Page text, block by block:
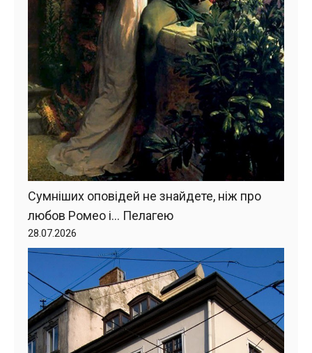
Сумніших оповідей не знайдете, ніж про
любов Ромео і… Пелагею
28.07.2026